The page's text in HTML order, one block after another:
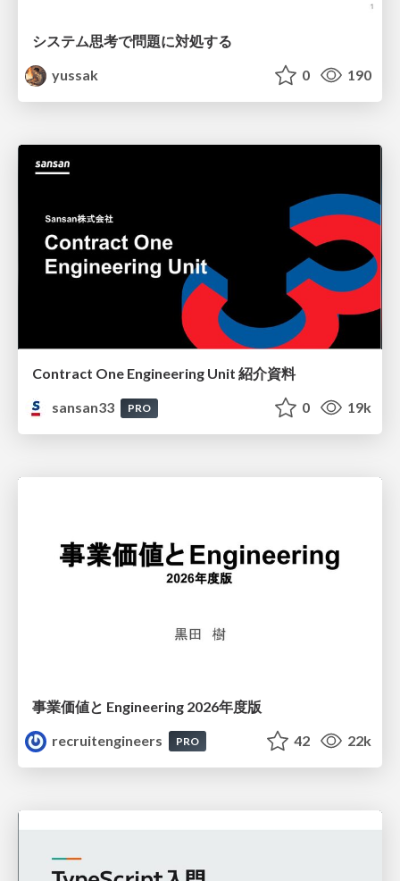
システム思考で問題に対処する
yussak
0 190
Contract One Engineering Unit 紹介資料
sansan33
PRO 0 19k
事業価値と Engineering 2026年度版
recruitengineers
PRO 42 22k